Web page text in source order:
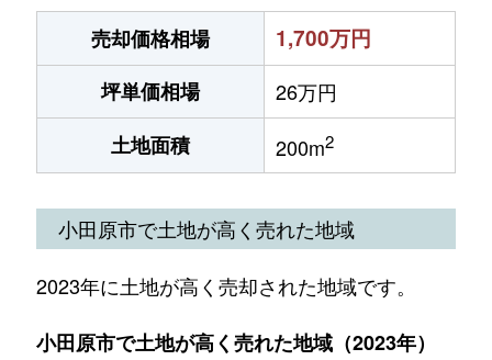
売却価格相場
1,700万円
坪単価相場
26万円
土地面積
200m2
小田原市で土地が高く売れた地域
2023年に土地が高く売却された地域です。
小田原市で土地が高く売れた地域（2023年）